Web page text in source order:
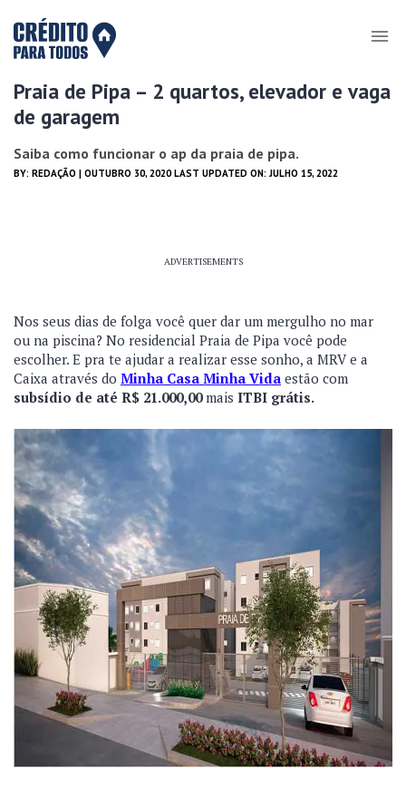
Praia de Pipa – 2 quartos, elevador e vaga
de garagem
Saiba como funcionar o ap da praia de pipa.
BY: REDAÇÃO | OUTUBRO 30, 2020 LAST UPDATED ON: JULHO 15, 2022
ADVERTISEMENTS
Nos seus dias de folga você quer dar um mergulho no mar
ou na piscina? No residencial Praia de Pipa você pode
escolher. E pra te ajudar a realizar esse sonho, a MRV e a
Caixa através do Minha Casa Minha Vida estão com
subsídio de até R$ 21.000,00mais ITBI grátis.